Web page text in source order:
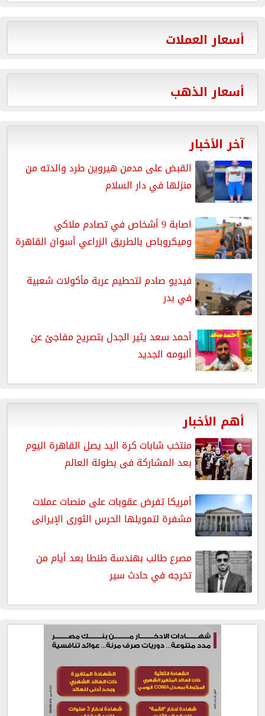
أسعار العملات
أسعار الذهب
آخر الأخبار
القبض على مدمن هيروين طرد والدته من
منزلها في دار السلام
اصابة 9 أشخاص في تصادم ملاكي
وميكروباص بالطريق الزراعي أسوان القاهرة
فيديو صادم لتحطيم عربة مأكولات شعبية
في بدر
أحمد سعد يثير الجدل بتصريح مفاجئ عن
ألبومه الجديد
أهم الأخبار
منتخب شابات كرة اليد يصل القاهرة اليوم
بعد المشاركة فى بطولة العالم
أمريكا تفرض عقوبات على منصات عملات
مشفرة لتمويلها الحرس الثورى الإيرانى
مصرع طالب بهندسة طنطا بعد أيام من
تخرجه في حادث سير